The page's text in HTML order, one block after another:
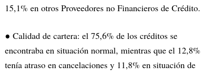
15,1% en otros Proveedores no Financieros de Crédito.
● Calidad de cartera: el 75,6% de los créditos se
encontraba en situación normal, mientras que el 12,8%
tenía atraso en cancelaciones y 11,8% en situación de